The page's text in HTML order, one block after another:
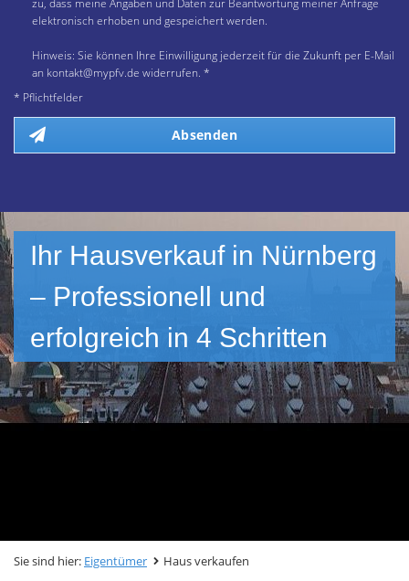
zu, dass meine Angaben und Daten zur Beantwortung meiner Anfrage
elektronisch erhoben und gespeichert werden.
Hinweis: Sie können Ihre Einwilligung jederzeit für die Zukunft per E-Mail
an kontakt@mypfv.de widerrufen. *
* Pflichtfelder
Absenden
Ihr Hausverkauf in Nürnberg
– Professionell und
erfolgreich in 4 Schritten
Sie sind hier: Eigentümer Haus verkaufen